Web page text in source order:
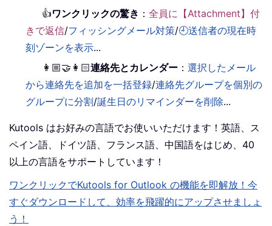
👍ワンクリックの驚き ：全員に【Attachment】付
きで返信/フィッシングメール対策/🕘送信者の現在時
刻ゾーンを表示...
👩🏼‍🤝‍👩🏻連絡先とカレンダー ：選択したメール
から連絡先を追加を一括登録/連絡先グループを個別の
グループに分割/誕生日のリマインダーを削除...
Kutools はお好みの言語でお使いいただけます！英語、ス
ペイン語、ドイツ語、フランス語、中国語をはじめ、40
以上の言語をサポートしています！
ワンクリックでKutools for Outlook の機能を即解放！今
すぐダウンロードして、効率を飛躍的にアップさせましょ
う！